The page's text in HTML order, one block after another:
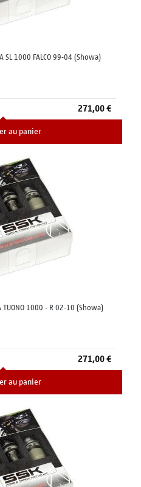
SL 1000 FALCO 99-04 (Showa)
271,00 €
au panier
TUONO 1000 - R 02-10 (Showa)
271,00 €
au panier